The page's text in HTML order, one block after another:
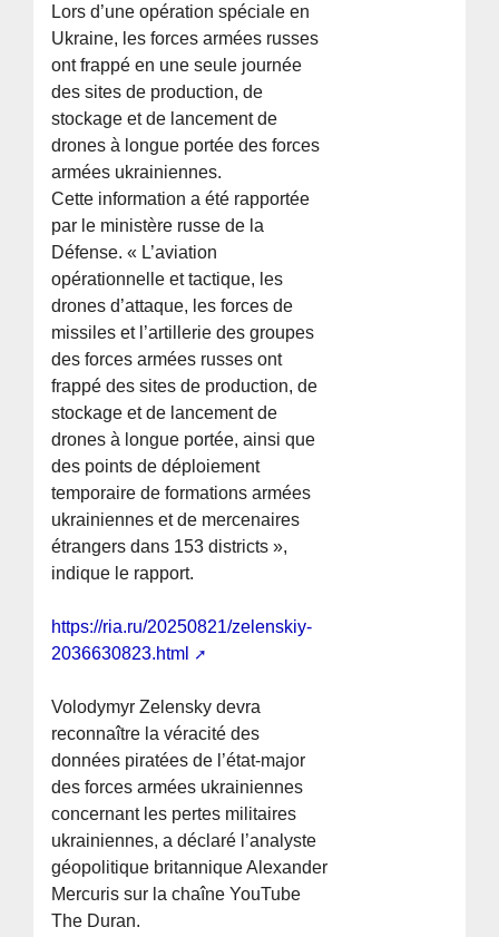
Lors d’une opération spéciale en
Ukraine, les forces armées russes
ont frappé en une seule journée
des sites de production, de
stockage et de lancement de
drones à longue portée des forces
armées ukrainiennes.
Cette information a été rapportée
par le ministère russe de la
Défense. « L’aviation
opérationnelle et tactique, les
drones d’attaque, les forces de
missiles et l’artillerie des groupes
des forces armées russes ont
frappé des sites de production, de
stockage et de lancement de
drones à longue portée, ainsi que
des points de déploiement
temporaire de formations armées
ukrainiennes et de mercenaires
étrangers dans 153 districts »,
indique le rapport.
https://ria.ru/20250821/zelenskiy-
2036630823.html
Volodymyr Zelensky devra
reconnaître la véracité des
données piratées de l’état-major
des forces armées ukrainiennes
concernant les pertes militaires
ukrainiennes, a déclaré l’analyste
géopolitique britannique Alexander
Mercuris sur la chaîne YouTube
The Duran.